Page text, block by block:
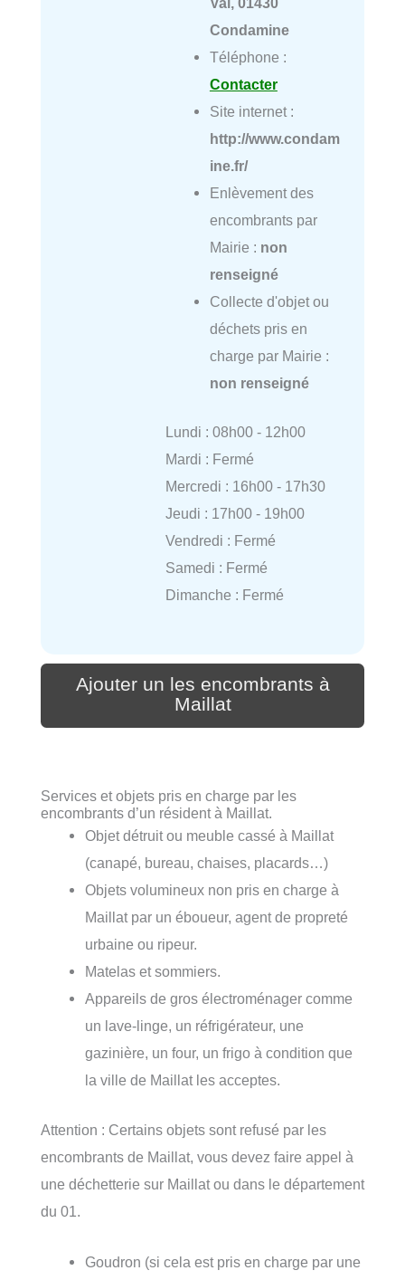
Condamine
Téléphone :
Contacter
Site internet :
http://www.condam
ine.fr/
Enlèvement des
encombrants par
Mairie : non
renseigné
Collecte d'objet ou
déchets pris en
charge par Mairie :
non renseigné
Lundi : 08h00 - 12h00
Mardi : Fermé
Mercredi : 16h00 - 17h30
Jeudi : 17h00 - 19h00
Vendredi : Fermé
Samedi : Fermé
Dimanche : Fermé
Ajouter un les encombrants à
Maillat
Services et objets pris en charge par les
encombrants d’un résident à Maillat.
Objet détruit ou meuble cassé à Maillat
(canapé, bureau, chaises, placards…)
Objets volumineux non pris en charge à
Maillat par un éboueur, agent de propreté
urbaine ou ripeur.
Matelas et sommiers.
Appareils de gros électroménager comme
un lave-linge, un réfrigérateur, une
gazinière, un four, un frigo à condition que
la ville de Maillat les acceptes.
Attention : Certains objets sont refusé par les
encombrants de Maillat, vous devez faire appel à
une déchetterie sur Maillat ou dans le département
du 01.
Goudron (si cela est pris en charge par une